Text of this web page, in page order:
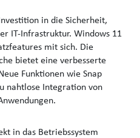
in die Sicherheit,
IT-Infrastruktur. Windows 11
mit sich. Die
bietet eine verbesserte
Funktionen wie Snap
nahtlose Integration von
in das Betriebssystem